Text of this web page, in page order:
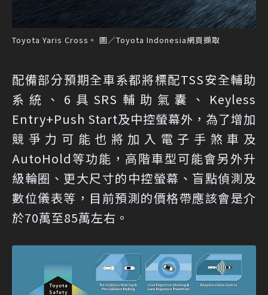
Toyota Yaris Cross。 圖／Toyota Indonesia網頁擷取
配備部分預期全車系都將標配TSS安全輔助
系統、6具SRS輔助氣囊、Keyless
Entry+Push Start及中控螢幕外，為了增加
競爭力可能也將加入電子手煞車及
AutoHold等功能，高階車型可能會另外升
級輪圈、更大尺寸的中控螢幕、盲點偵測及
數位儀表等，目前預測的價格帶應該會是介
於70萬至85萬左右。